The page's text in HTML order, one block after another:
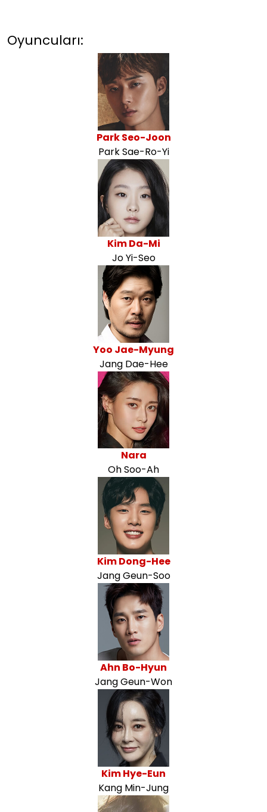
Oyuncuları:
Park Seo-Joon
Park Sae-Ro-Yi
Kim Da-Mi
Jo Yi-Seo
Yoo Jae-Myung
Jang Dae-Hee
Nara
Oh Soo-Ah
Kim Dong-Hee
Jang Geun-Soo
Ahn Bo-Hyun
Jang Geun-Won
Kim Hye-Eun
Kang Min-Jung